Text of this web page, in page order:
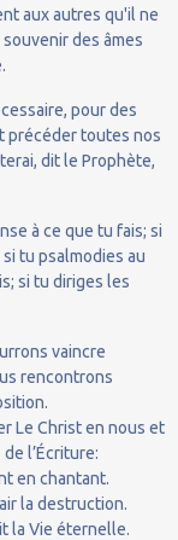
aux autres qu'il ne
des âmes
pour des
précéder toutes nos
dit le Prophète,
à ce que tu fais; si
tu psalmodies au
si tu diriges les
vaincre
rencontrons
Le Christ en nous et
l’Écriture:
en chantant.
la destruction.
la Vie éternelle.